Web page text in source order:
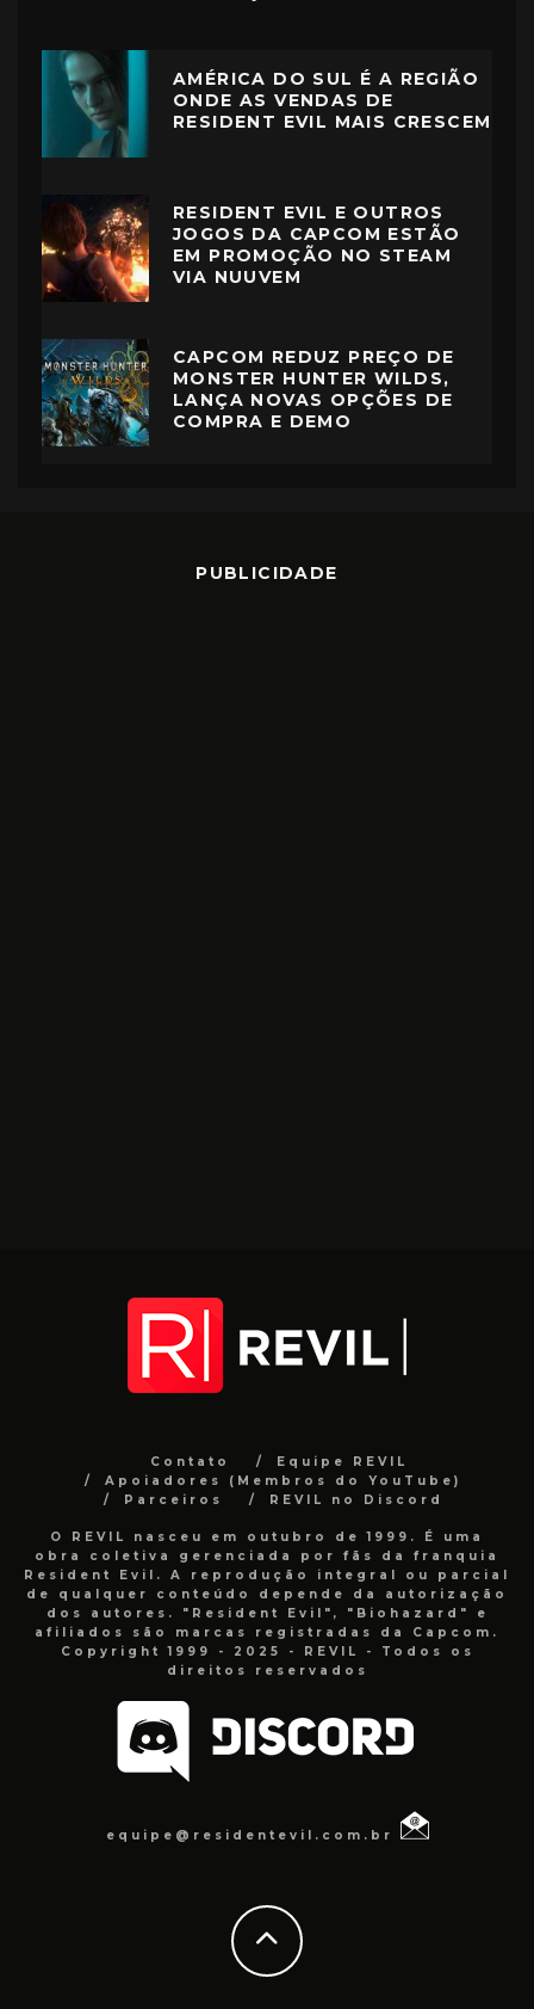
AMÉRICA DO SUL É A REGIÃO
ONDE AS VENDAS DE
RESIDENT EVIL MAIS CRESCEM
RESIDENT EVIL E OUTROS
JOGOS DA CAPCOM ESTÃO
EM PROMOÇÃO NO STEAM
VIA NUUVEM
CAPCOM REDUZ PREÇO DE
MONSTER HUNTER WILDS,
LANÇA NOVAS OPÇÕES DE
COMPRA E DEMO
PUBLICIDADE
Contato
Equipe REVIL
Apoiadores (Membros do YouTube)
Parceiros
REVIL no Discord
O REVIL nasceu em outubro de 1999. É uma
obra coletiva gerenciada por fãs da franquia
Resident Evil. A reprodução integral ou parcial
de qualquer conteúdo depende da autorização
dos autores. "Resident Evil", "Biohazard" e
afiliados são marcas registradas da Capcom.
Copyright 1999 - 2025 - REVIL - Todos os
direitos reservados
equipe@residentevil.com.br